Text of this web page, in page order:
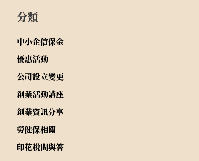
分類
中小企信保金
優惠活動
公司設立變更
創業活動講座
創業資訊分享
勞健保相關
印花稅問與答